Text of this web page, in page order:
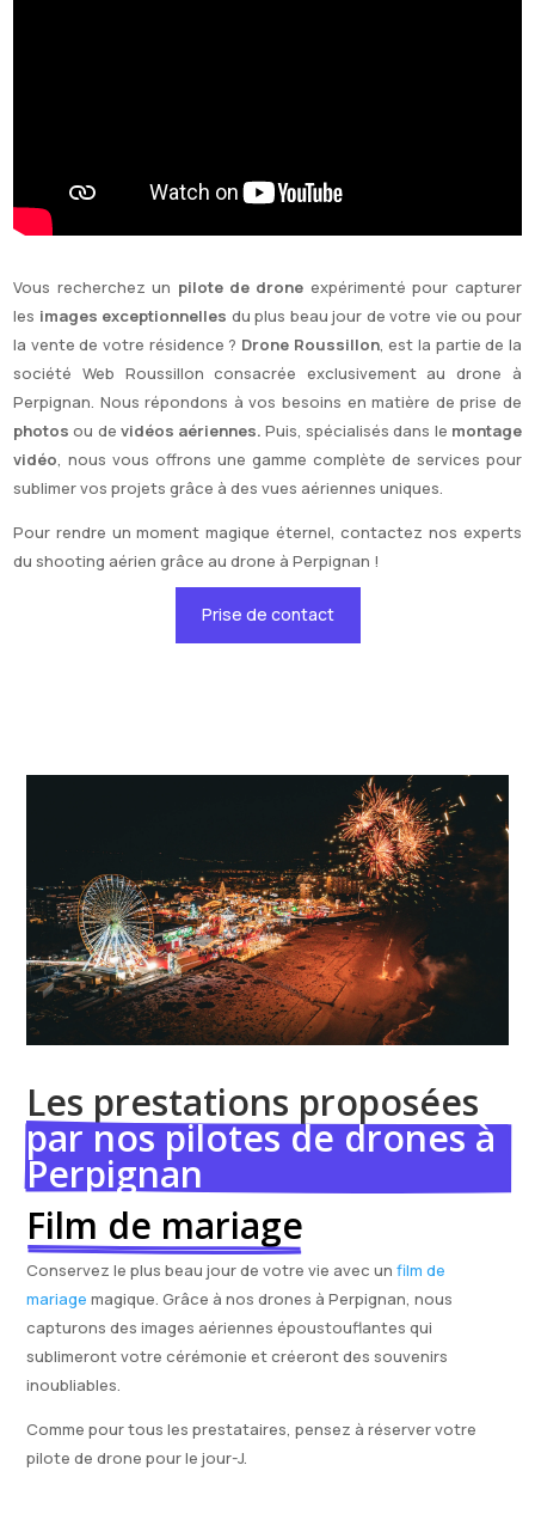
Vous recherchez un pilote de drone expérimenté pour capturer
les images exceptionnelles du plus beau jour de votre vie ou pour
la vente de votre résidence ? Drone Roussillon, est la partie de la
société Web Roussillon consacrée exclusivement au drone à
Perpignan. Nous répondons à vos besoins en matière de prise de
photos ou de vidéos aériennes. Puis, spécialisés dans le montage
vidéo , nous vous offrons une gamme complète de services pour
sublimer vos projets grâce à des vues aériennes uniques.
Pour rendre un moment magique éternel, contactez nos experts
du shooting aérien grâce au drone à Perpignan !
Prise de contact
Les prestations proposées
par nos pilotes de drones à
Perpignan
Film de mariage
Conservez le plus beau jour de votre vie avec unfilm de
mariage magique. Grâce à nos drones à Perpignan, nous
capturons des images aériennes époustouflantes qui
sublimeront votre cérémonie et créeront des souvenirs
inoubliables.
Comme pour tous les prestataires, pensez à réserver votre
pilote de drone pour le jour-J.